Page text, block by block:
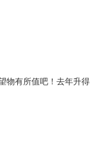
物有所值吧！去年升得